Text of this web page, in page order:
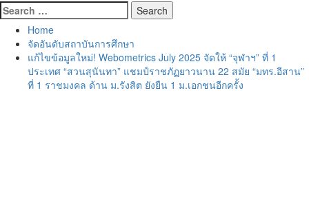
Search
for:
Home
จัดอันดับสถาบันการศึกษา
แก้ไขข้อมูลใหม่! Webometrics July 2025 จัดให้ “จุฬาฯ” ที่ 1
ประเทศ “สวนสุนันทา” แชมป์ราชภัฏยาวนาน 22 สมัย “มทร.อีสาน”
ที่ 1 ราชมงคล ด้าน ม.รังสิต ยังยืน 1 ม.เอกชนอีกครั้ง